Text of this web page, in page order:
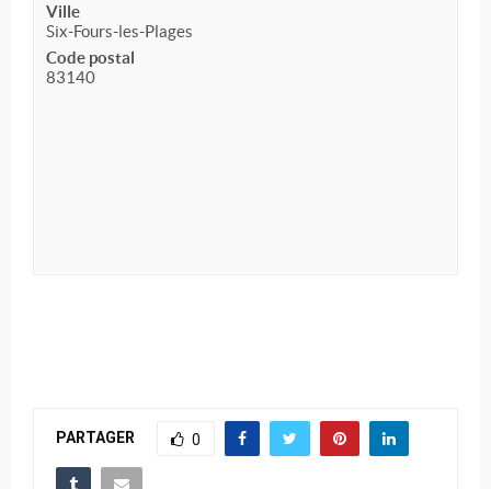
Ville
Six-Fours-les-Plages
Code postal
83140
PARTAGER 0